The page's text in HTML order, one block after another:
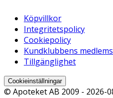
Köpvillkor
Integritetspolicy
Cookiepolicy
Kundklubbens
Tillgänglighet
Cookieinställningar
© Apoteket AB 2009 - 2026-